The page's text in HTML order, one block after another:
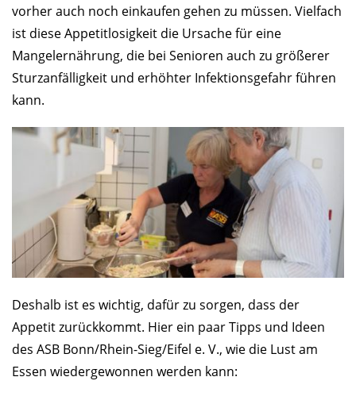
vorher auch noch einkaufen gehen zu müssen. Vielfach
ist diese Appetitlosigkeit die Ursache für eine
Mangelernährung, die bei Senioren auch zu größerer
Sturzanfälligkeit und erhöhter Infektionsgefahr führen
kann.
Deshalb ist es wichtig, dafür zu sorgen, dass der
Appetit zurückkommt. Hier ein paar Tipps und Ideen
des ASB Bonn/Rhein-Sieg/Eifel e. V., wie die Lust am
Essen wiedergewonnen werden kann: